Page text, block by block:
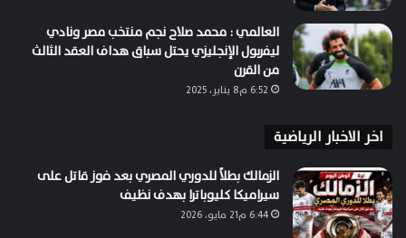
العالمي : محمد صلاح نجم منتخب مصر ونادي
ليفربول الإنجليزي يحتل سباق هداف العقد الثالث
من القرن
6:52 م8 يناير، 2025
اخر الاخبار الرياضية
الزمالك بطلاً للدوري المصري بعد فوز قاتل على
سيراميكا كليوباترا بهدف نظيف
6:44 م21 مايو، 2026